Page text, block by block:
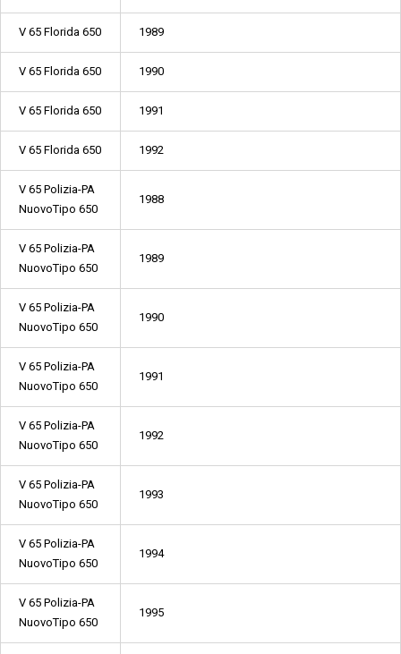
V 65 Florida 650 1989
V 65 Florida 650 1990
V 65 Florida 650 1991
V 65 Florida 650 1992
V 65 Polizia-PA
NuovoTipo 650
1988
V 65 Polizia-PA
NuovoTipo 650
1989
V 65 Polizia-PA
NuovoTipo 650
1990
V 65 Polizia-PA
NuovoTipo 650
1991
V 65 Polizia-PA
NuovoTipo 650
1992
V 65 Polizia-PA
NuovoTipo 650
1993
V 65 Polizia-PA
NuovoTipo 650
1994
V 65 Polizia-PA
NuovoTipo 650
1995